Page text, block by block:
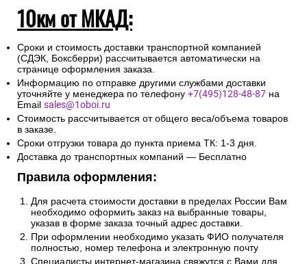
10км от МКАД:
Сроки и стоимость доставки транспортной компанией
(СДЭК, Боксберри) рассчитывается автоматически на
странице оформления заказа.
Информацию по отправке другими службами доставки
уточняйте у менеджера по телефону +7(495)128-48-87 на
Email sales@1oboi.ru
Стоимость рассчитывается от общего веса/объема товаров
в заказе.
Сроки отгрузки товара до пункта приема ТК: 1-3 дня.
Доставка до транспортных компаний — Бесплатно
Правила оформления:
Для расчета стоимости доставки в пределах России Вам
необходимо оформить заказ на выбранные товары,
указав в форме заказа точный адрес доставки.
При оформлении необходимо указать ФИО получателя
полностью, номер телефона и электронную почту
Специалисты интернет-магазина свяжутся с Вами для